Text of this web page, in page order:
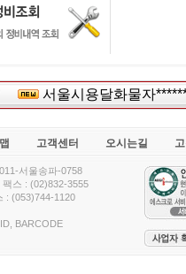
서울시용달화물자
고객센터 오시는길
서울송파-0758
스 : (02)832-3555
: (053)744-1120
BARCODE